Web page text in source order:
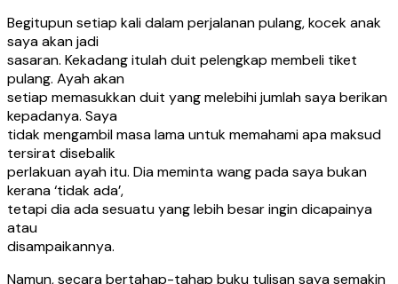
Begitupun setiap kali dalam perjalanan pulang, kocek anak
saya akan jadi
sasaran. Kekadang itulah duit pelengkap membeli tiket
pulang. Ayah akan
setiap memasukkan duit yang melebihi jumlah saya berikan
kepadanya. Saya
tidak mengambil masa lama untuk memahami apa maksud
tersirat disebalik
perlakuan ayah itu. Dia meminta wang pada saya bukan
kerana ‘tidak ada’,
tetapi dia ada sesuatu yang lebih besar ingin dicapainya
atau
disampaikannya.
Namun, secara bertahap-tahap buku tulisan saya semakin